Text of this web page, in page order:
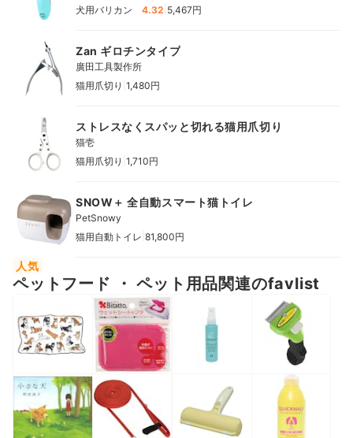
犬用バリカン
4.32 5,467円
Zan ギロチンタイプ
廣田工具製作所
猫用爪切り 1,480円
ストレスなくスパッと切れる猫用爪切り
猫壱
猫用爪切り 1,710円
SNOW＋ 全自動スマート猫トイレ
PetSnowy
猫用自動トイレ 81,800円
人気
ペットフード ・ ペット用品関連のfavlist